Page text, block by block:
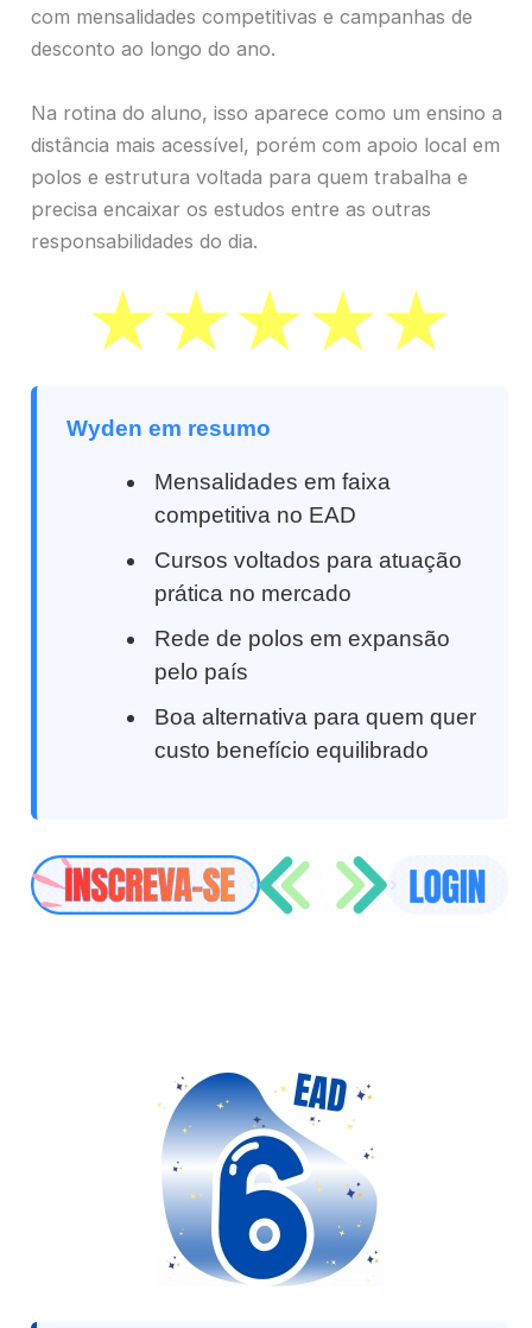
com mensalidades competitivas e campanhas de
desconto ao longo do ano.
Na rotina do aluno, isso aparece como um ensino a
distância mais acessível, porém com apoio local em
polos e estrutura voltada para quem trabalha e
precisa encaixar os estudos entre as outras
responsabilidades do dia.
Wyden em resumo
Mensalidades em faixa
competitiva no EAD
Cursos voltados para atuação
prática no mercado
Rede de polos em expansão
pelo país
Boa alternativa para quem quer
custo benefício equilibrado